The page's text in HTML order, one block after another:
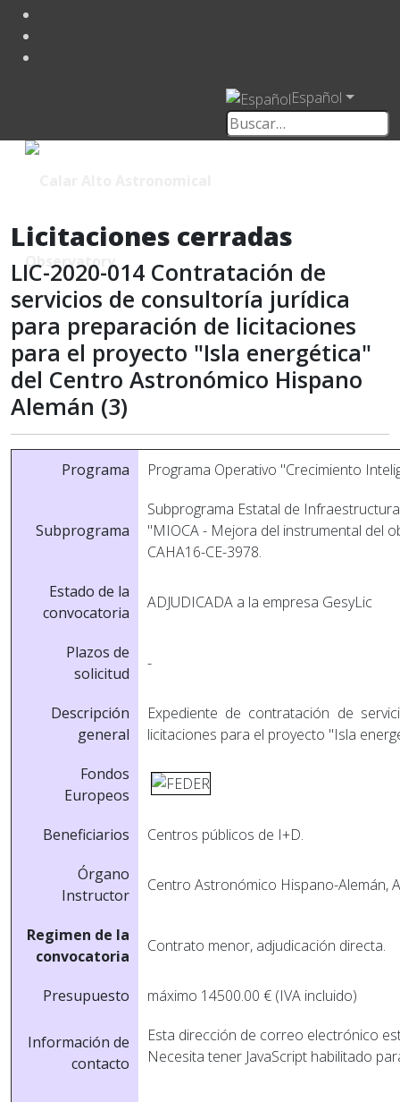
Español
Licitaciones cerradas
LIC-2020-014 Contratación de
servicios de consultoría jurídica
para preparación de licitaciones
para el proyecto "Isla energética"
del Centro Astronómico Hispano
Alemán (3)
Programa Programa Operativo "Crecimiento
Subprograma
Subprograma Estatal de
"MIOCA - Mejora del instrumental del
CAHA16-CE-3978.
Estado de la
convocatoria
ADJUDICADA a la empresa GesyLic
Plazos de
solicitud
-
Descripción
general
Expediente de contratación de
licitaciones para el proyecto "Isla
Fondos
Europeos
Beneficiarios
Centros públicos de I+D.
Órgano
Instructor
Centro Astronómico Hispano-Alemán,
Regimen de la
convocatoria
Contrato menor, adjudicación directa.
Presupuesto máximo 14500.00 € (IVA incluido)
Información de
contacto
Esta dirección de correo electrónico
Necesita tener JavaScript habilitado